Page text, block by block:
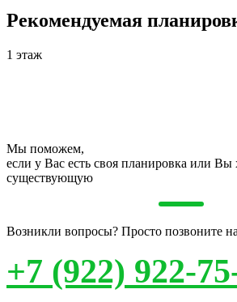
Рекомендуемая
1 этаж
Мы поможем,
если у Вас есть своя планировка или Вы
существующую
Возникли вопросы? Просто позвоните
+7 (922) 922-